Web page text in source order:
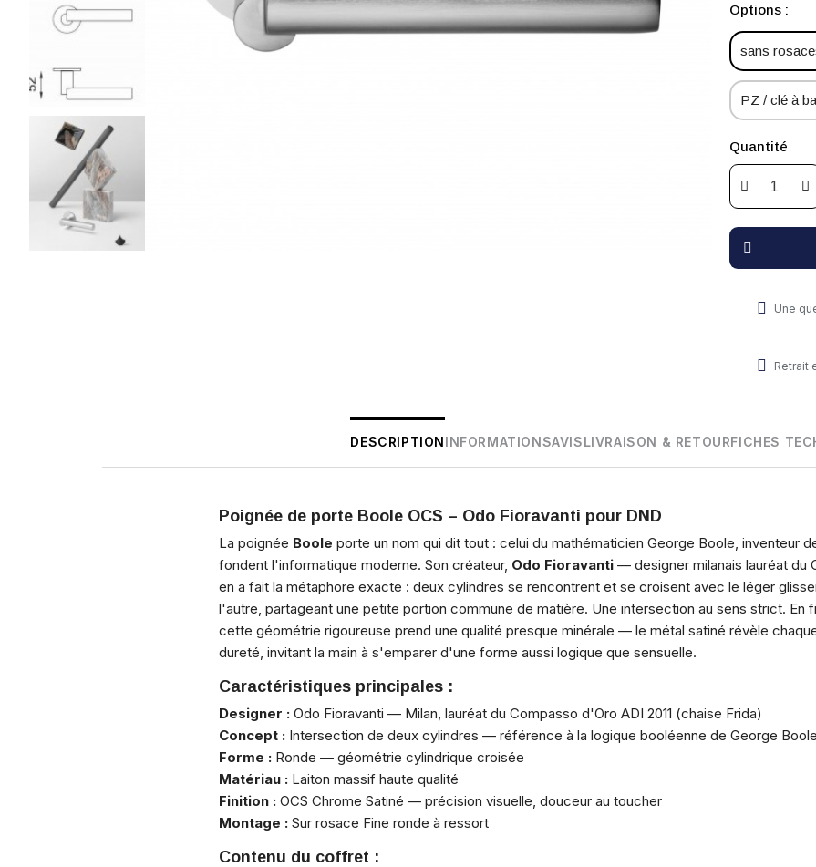
Options :
sans
PZ / clé à
Quantité
Une
Retrait
DESCRIPTIONINFORMATIONSAVISLIVRAISON & RETOURFICHES
Poignée de porte Boole OCS – Odo Fioravanti pour DND
La poignée Boole porte un nom qui dit tout : celui du mathématicien George Boole, inventeur
fondent l'informatique moderne. Son créateur, Odo Fioravanti — designer milanais lauréat du
en a fait la métaphore exacte : deux cylindres se rencontrent et se croisent avec le léger
l'autre, partageant une petite portion commune de matière. Une intersection au sens strict. En
cette géométrie rigoureuse prend une qualité presque minérale — le métal satiné révèle
dureté, invitant la main à s'emparer d'une forme aussi logique que sensuelle.
Caractéristiques principales :
Designer : Odo Fioravanti — Milan, lauréat du Compasso d'Oro ADI 2011 (chaise Frida)
Concept : Intersection de deux cylindres — référence à la logique booléenne de George Boole
Forme : Ronde — géométrie cylindrique croisée
Matériau : Laiton massif haute qualité
Finition : OCS Chrome Satiné — précision visuelle, douceur au toucher
Montage : Sur rosace Fine ronde à ressort
Contenu du coffret :